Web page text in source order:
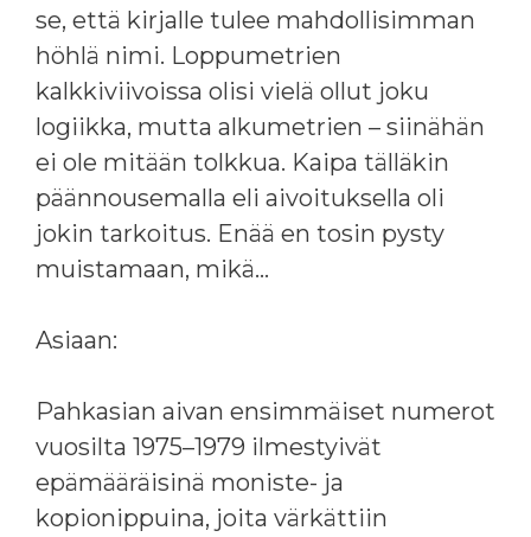
se, että kirjalle tulee mahdollisimman
höhlä nimi. Loppumetrien
kalkkiviivoissa olisi vielä ollut joku
logiikka, mutta alkumetrien – siinähän
ei ole mitään tolkkua. Kaipa tälläkin
päännousemalla eli aivoituksella oli
jokin tarkoitus. Enää en tosin pysty
muistamaan, mikä…
Asiaan:
Pahkasian aivan ensimmäiset numerot
vuosilta 1975–1979 ilmestyivät
epämääräisinä moniste- ja
kopionippuina, joita värkättiin